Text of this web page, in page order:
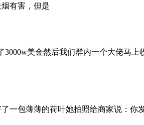
有害，但是
美金然后我们群内一个大佬马
一包薄薄的荷叶她拍照给商家说：